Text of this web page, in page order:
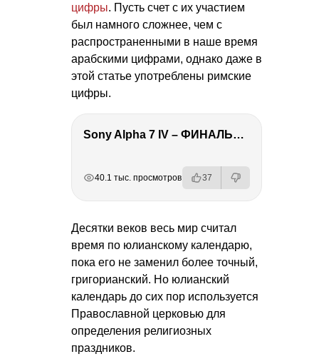
цифры. Пусть счет с их участием
был намного сложнее, чем с
распространенными в наше время
арабскими цифрами, однако даже в
этой статье употреблены римские
цифры.
Sony Alpha 7 IV – ФИНАЛЬНЫЙ ОБЗОР
40.1 тыс. просмотров 37
Десятки веков весь мир считал
время по юлианскому календарю,
пока его не заменил более точный,
григорианский. Но юлианский
календарь до сих пор используется
Православной церковью для
определения религиозных
праздников.